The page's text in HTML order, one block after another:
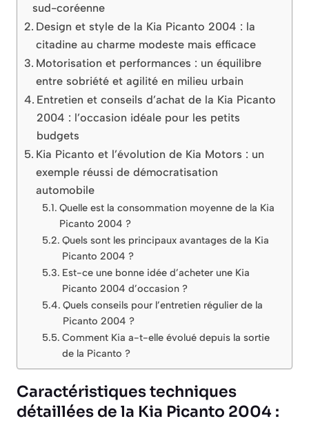
sud-coréenne
Design et style de la Kia Picanto 2004 : la
citadine au charme modeste mais efficace
Motorisation et performances : un équilibre
entre sobriété et agilité en milieu urbain
Entretien et conseils d’achat de la Kia Picanto
2004 : l’occasion idéale pour les petits
budgets
Kia Picanto et l’évolution de Kia Motors : un
exemple réussi de démocratisation
automobile
Quelle est la consommation moyenne de la Kia
Picanto 2004 ?
Quels sont les principaux avantages de la Kia
Picanto 2004 ?
Est-ce une bonne idée d’acheter une Kia
Picanto 2004 d’occasion ?
Quels conseils pour l’entretien régulier de la
Picanto 2004 ?
Comment Kia a-t-elle évolué depuis la sortie
de la Picanto ?
Caractéristiques techniques
détaillées de la Kia Picanto 2004 :